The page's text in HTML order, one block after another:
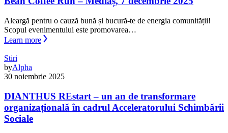
Aleargă pentru o cauză bună și bucură-te de energia comunității!
Scopul evenimentului este promovarea…
Learn more
Stiri
byAlpha
30 noiembrie 2025
DIANTHUS REstart – un an de transformare
organizațională în cadrul Acceleratorului Schimbării
Sociale